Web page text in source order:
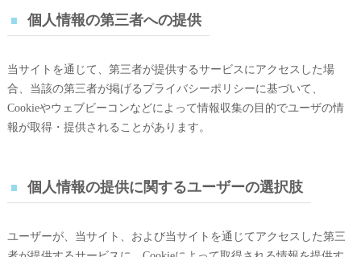
個人情報の第三者への提供
当サイトを通じて、第三者が提供するサービスにアクセスした場
合、当該の第三者が掲げるプライバシーポリシーに基づいて、
Cookieやウェブビーコンなどによって情報収集の目的でユーザの情
報が取得・提供されることがあります。
個人情報の提供に関するユーザーの選択肢
ユーザーが、当サイト、および当サイトを通じてアクセスした第三